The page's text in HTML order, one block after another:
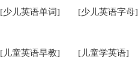
[少儿英语单词] [少儿英语字母]
[儿童英语早教] [儿童学英语]